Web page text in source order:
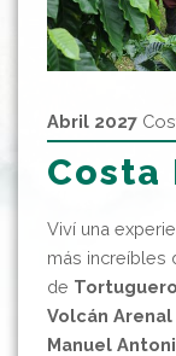
Abril 2027
Costa
Viví una
más increíbles
de Tortuguero
Volcán Arenal
Manuel